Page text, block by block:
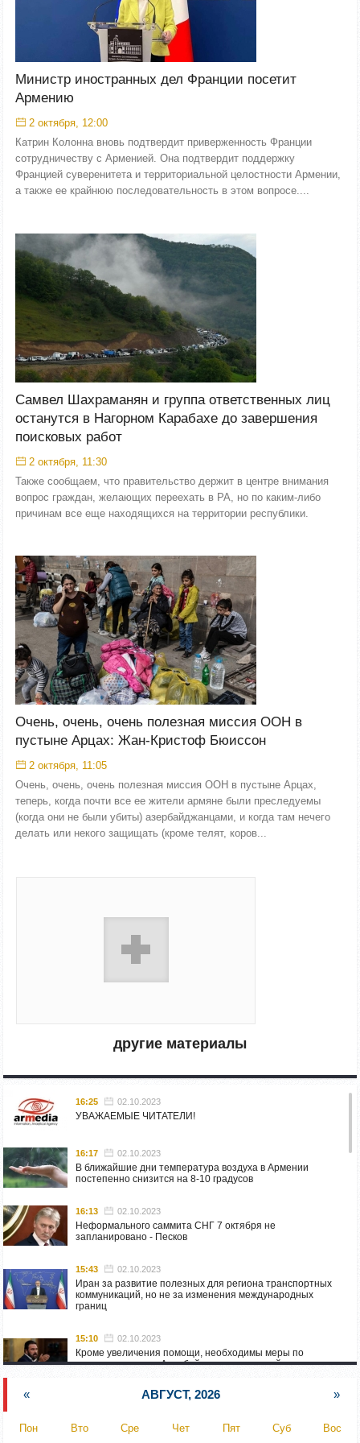
Министр иностранных дел Франции посетит
Армению
2 октября, 12:00
Катрин Колонна вновь подтвердит приверженность Франции
сотрудничеству с Арменией. Она подтвердит поддержку
Францией суверенитета и территориальной целостности Армении,
а также ее крайнюю последовательность в этом вопросе....
Самвел Шахраманян и группа ответственных лиц
останутся в Нагорном Карабахе до завершения
поисковых работ
2 октября, 11:30
Также сообщаем, что правительство держит в центре внимания
вопрос граждан, желающих переехать в РА, но по каким-либо
причинам все еще находящихся на территории республики.
Очень, очень, очень полезная миссия ООН в
пустыне Арцах: Жан-Кристоф Бюиссон
2 октября, 11:05
Очень, очень, очень полезная миссия ООН в пустыне Арцах,
теперь, когда почти все ее жители армяне были преследуемы
(когда они не были убиты) азербайджанцами, и когда там нечего
делать или некого защищать (кроме телят, коров...
другие материалы
16:25 02.10.2023
УВАЖАЕМЫЕ ЧИТАТЕЛИ!
16:17 02.10.2023
В ближайшие дни температура воздуха в Армении
постепенно снизится на 8-10 градусов
16:13 02.10.2023
Неформального саммита СНГ 7 октября не
запланировано - Песков
15:43 02.10.2023
Иран за развитие полезных для региона транспортных
коммуникаций, но не за изменения международных
границ
15:10 02.10.2023
Кроме увеличения помощи, необходимы меры по
пресечению угроз Азербайджана: испанский депутат
Азербайджан обстреляли автомобиль ВС Армении,
перевозивший продовольствие
« АВГУСТ, 2026 »
Пон Вто Сре Чет Пят Суб Вос